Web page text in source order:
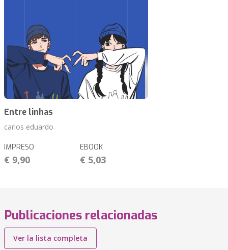
Entre linhas
carlos eduardo
IMPRESO
€ 9,90
EBOOK
€ 5,03
Publicaciones relacionadas
Ver la lista completa